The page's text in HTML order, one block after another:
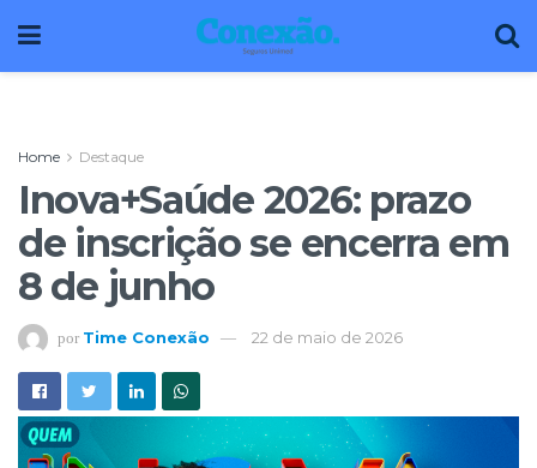
Home Destaque
Inova+Saúde 2026: prazo
de inscrição se encerra em
8 de junho
por Time Conexão 22 de maio de 2026